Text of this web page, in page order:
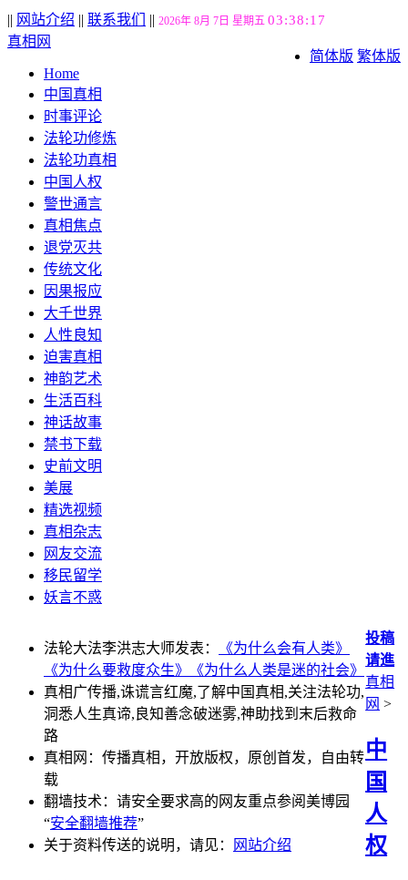
|| 网站介绍 || 联系我们 || 2026年 8月 7日 星期五 03:38:18
简体版 繁体版
真相网
Home
中国真相
时事评论
法轮功修炼
法轮功真相
中国人权
警世通言
真相焦点
退党灭共
传统文化
因果报应
大千世界
人性良知
迫害真相
神韵艺术
生活百科
神话故事
禁书下载
史前文明
美展
精选视频
真相杂志
网友交流
移民留学
妖言不惑
法轮大法李洪志大师发表：
《为什么会有人类》
《为什么要救度众生》
《为什么人类是迷的社会》
真相广传播,诛谎言红魔,了解中国真相,关注法轮功,
洞悉人生真谛,良知善念破迷雾,神助找到末后救命
路
真相网：传播真相，开放版权，原创首发，自由转
载
翻墙技术：请安全要求高的网友重点参阅美博园
“安全翻墙推荐”
关于资料传送的说明，请见：
网站介绍
投稿
请進
真相
网 >
中
国
人
权